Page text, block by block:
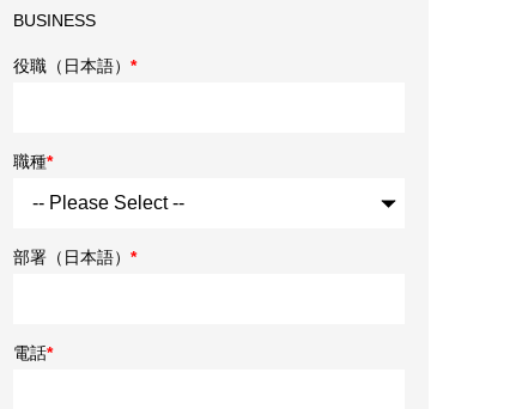
BUSINESS
役職（日本語） *
職種*
部署（日本語） *
電話*